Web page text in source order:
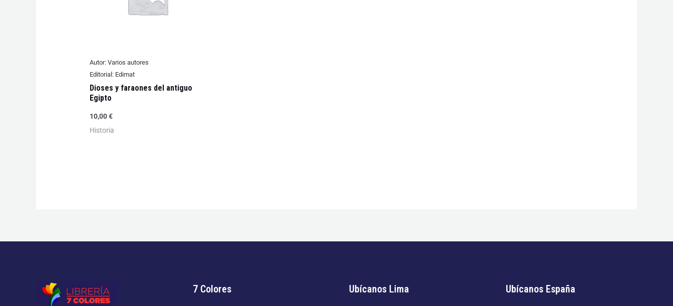
Autor:Varios autores
Editorial:Edimat
Dioses y faraones del antiguo
Egipto
10,00€
Historia
7 Colores Ubícanos Lima Ubícanos España